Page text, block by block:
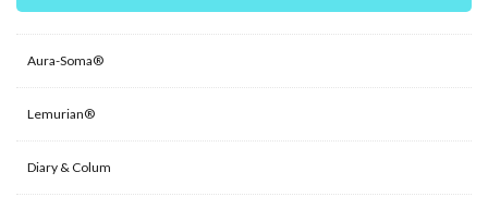
Aura-Soma®
Lemurian®
Diary & Colum